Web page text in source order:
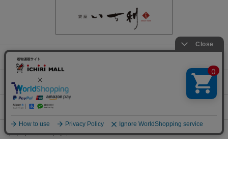
会社概要
古物営業許可
特定商取引に関する表記
プライバシーポリシー